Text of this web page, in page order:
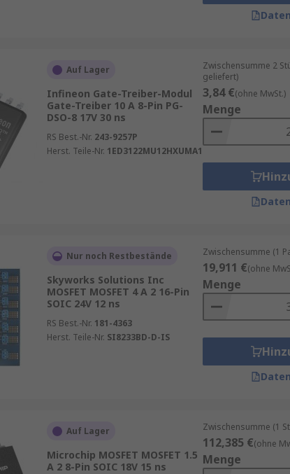
Wärme entsteht. Piezo-Treiber sind Gate-
Mikrofone, Lautsprecher und XY-
Auf Lager
Infineon Gate-Treiber-Modul
Gate-Treiber 10 A 8-Pin PG-
DSO-8 17V 30 ns
RS Best.-Nr. 243-9257P
Herst. Teile-Nr. 1ED3122MU12HXUMA1
Zwischensumme 2
geliefert)
3,84 €(ohne MwSt.)
Menge
Nur noch Restbestände
Skyworks Solutions Inc
MOSFET MOSFET 4 A 2 16-Pin
SOIC 24V 12 ns
RS Best.-Nr. 181-4363
Herst. Teile-Nr. SI8233BD-D-IS
Zwischensumme (1
19,911 €(ohne
Menge
Auf Lager
Microchip MOSFET MOSFET 1.5
A 2 8-Pin SOIC 18V 15 ns
Zwischensumme (1
112,385 €(ohne
Menge